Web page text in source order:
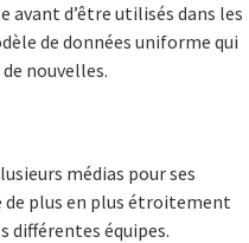
avant d’être utilisés dans les
de données uniforme qui
nouvelles.
médias pour ses
de plus en plus étroitement
différentes équipes.